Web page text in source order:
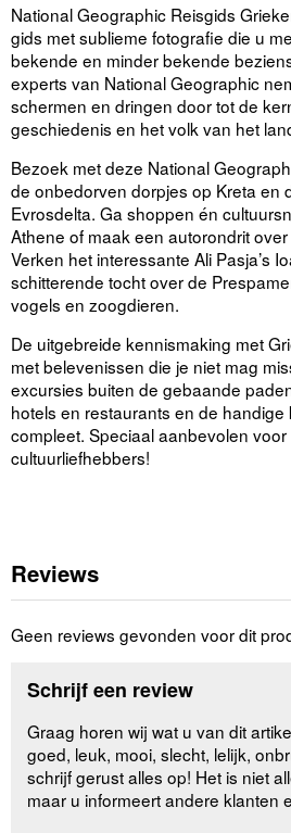
National Geographic Reisgids
gids met sublieme fotografie die u
bekende en minder bekende
experts van National Geographic
schermen en dringen door tot de
geschiedenis en het volk van het
Bezoek met deze National
de onbedorven dorpjes op Kreta en
Evrosdelta. Ga shoppen én
Athene of maak een autorondrit
Verken het interessante Ali Pasja’s
schitterende tocht over de
vogels en zoogdieren.
De uitgebreide kennismaking met
met belevenissen die je niet mag
excursies buiten de gebaande
hotels en restaurants en de
compleet. Speciaal aanbevolen voor
cultuurliefhebbers!
Reviews
Geen reviews gevonden voor dit
Schrijf een review
Graag horen wij wat u van dit
goed, leuk, mooi, slecht, lelijk,
schrijf gerust alles op! Het is niet
maar u informeert andere klanten